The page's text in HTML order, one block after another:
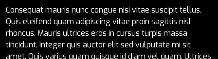
Consequat mauris nunc congue nisi vitae suscipit tellus.
Quis eleifend quam adipiscing vitae proin sagittis nisl
rhoncus. Mauris ultrices eros in cursus turpis massa
tincidunt. Integer quis auctor elit sed vulputate mi sit
amet. Quis varius quam quisque id diam vel quam. Ultrices